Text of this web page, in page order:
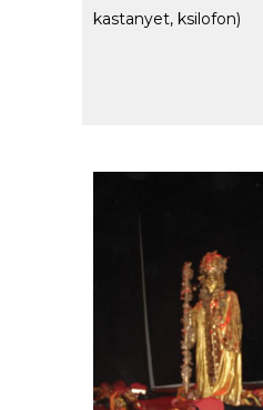
kastanyet, ksilofon)